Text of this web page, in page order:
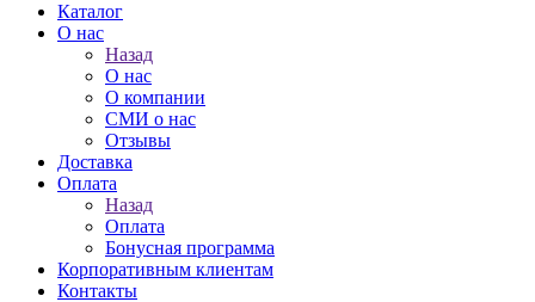
Каталог
О нас
Назад
О нас
О компании
СМИ о нас
Отзывы
Доставка
Оплата
Назад
Оплата
Бонусная программа
Корпоративным клиентам
Контакты